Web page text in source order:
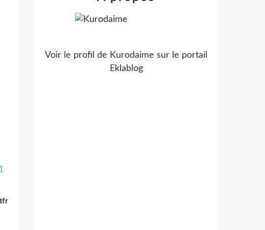
Voir le profil de Kurodaime sur le portail
Eklablog